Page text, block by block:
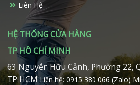
Liên Hệ
HỆ THỐNG CỬA HÀNG
TP HỒ CHÍ MINH
63 Nguyễn Hữu Cảnh, Phường 22,
TP HCMLiên hệ: 0915 380 066 (Zalo)